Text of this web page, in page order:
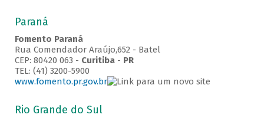
Paraná
Fomento Paraná
Rua Comendador Araújo,652 - Batel
CEP: 80420 063 - Curitiba- PR
TEL: (41) 3200-5900
www.fomento.pr.gov.br
Rio Grande do Sul